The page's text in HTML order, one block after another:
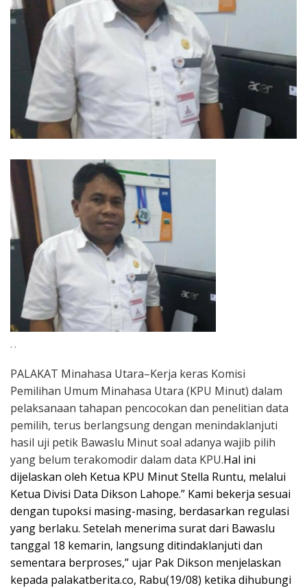
, ,
PALAKAT Minahasa Utara–Kerja keras Komisi
Pemilihan Umum Minahasa Utara (KPU Minut) dalam
pelaksanaan tahapan pencocokan dan penelitian data
pemilih, terus berlangsung dengan menindaklanjuti
hasil uji petik Bawaslu Minut soal adanya wajib pilih
yang belum terakomodir dalam data KPU.Hal ini
dijelaskan oleh Ketua KPU Minut Stella Runtu, melalui
Ketua Divisi Data Dikson Lahope.” Kami bekerja sesuai
dengan tupoksi masing-masing, berdasarkan regulasi
yang berlaku. Setelah menerima surat dari Bawaslu
tanggal 18 kemarin, langsung ditindaklanjuti dan
sementara berproses,” ujar Pak Dikson menjelaskan
kepada palakatberita.co, Rabu(19/08) ketika dihubungi